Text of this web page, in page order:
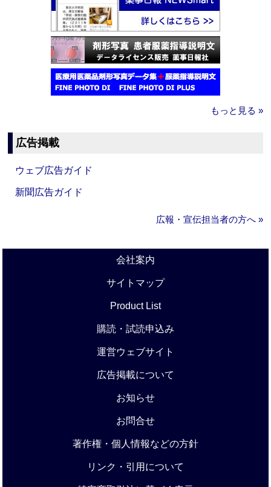
もっと見る »
広告掲載
ウェブ広告ガイド
新聞広告ガイド
広報・宣伝担当者の方へ »
会社案内
サイトマップ
Product List
購読・試読申込み
運営ウェブサイト
広告掲載について
お知らせ
お問合せ
著作権・個人情報などの方針
リンク・引用について